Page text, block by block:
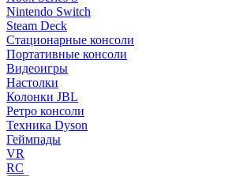
Nintendo Switch
Steam Deck
Стационарные консоли
Портативные консоли
Видеоигры
Настолки
Колонки JBL
Ретро консоли
Техника Dyson
Геймпады
VR
RC